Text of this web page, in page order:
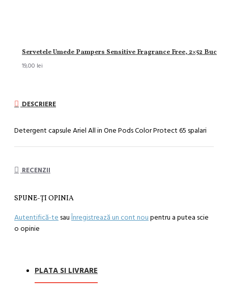
Servetele Umede Pampers Sensitive Fragrance Free, 2×52 Buc
19,00 lei
DESCRIERE
Detergent capsule Ariel All in One Pods Color Protect 65 spalari
RECENZII
SPUNE-ŢI OPINIA
Autentifică-te sauÎnregistrează un cont nou pentru a putea scie
o opinie
PLATA SI LIVRARE